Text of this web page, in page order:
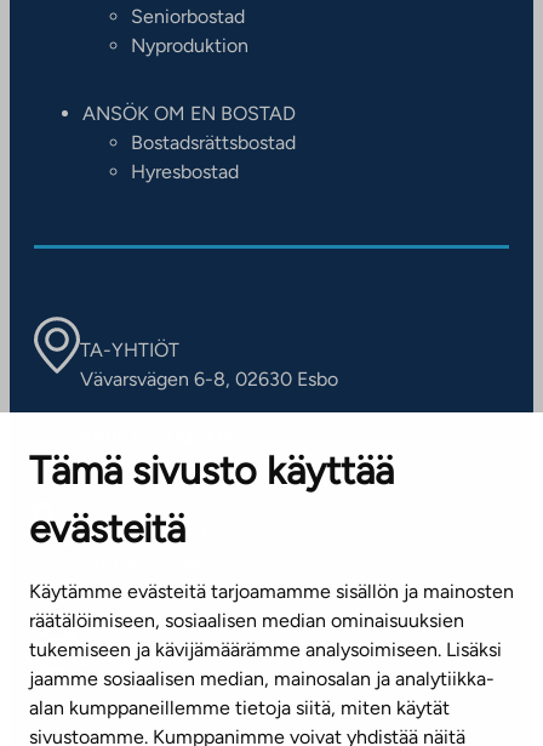
Tämä sivusto käyttää
evästeitä
Käytämme evästeitä tarjoamamme sisällön ja mainosten
räätälöimiseen, sosiaalisen median ominaisuuksien
tukemiseen ja kävijämäärämme analysoimiseen. Lisäksi
jaamme sosiaalisen median, mainosalan ja analytiikka-
alan kumppaneillemme tietoja siitä, miten käytät
sivustoamme. Kumppanimme voivat yhdistää näitä
Seniorbostad
Nyproduktion
ANSÖK OM EN BOSTAD
Bostadsrättsbostad
Hyresbostad
TA-YHTIÖT
Vävarsvägen 6-8, 02630 Esbo
Kontaktinformation
KUNDSERVICE
(vardagar kl. 8–16)
info@ta.fi